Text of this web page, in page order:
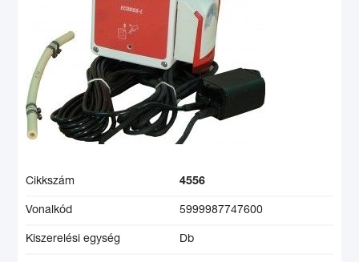
Cikkszám 4556
Vonalkód 5999987747600
Kiszerelési egység Db